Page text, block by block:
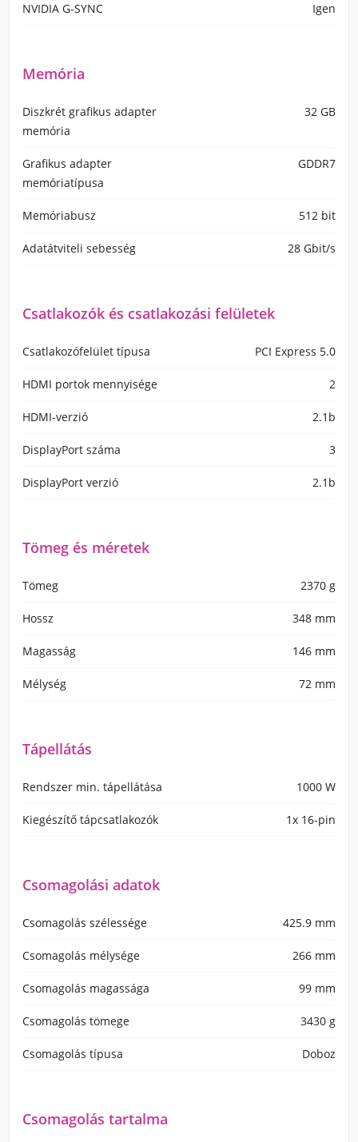
NVIDIA G-SYNC Igen
Memória
Diszkrét grafikus adapter
memória
32 GB
Grafikus adapter
memóriatípusa
GDDR7
Memóriabusz 512 bit
Adatátviteli sebesség 28 Gbit/s
Csatlakozók és csatlakozási felületek
Csatlakozófelület típusa PCI Express 5.0
HDMI portok mennyisége 2
HDMI-verzió 2.1b
DisplayPort száma 3
DisplayPort verzió 2.1b
Tömeg és méretek
Tömeg 2370 g
Hossz 348 mm
Magasság 146 mm
Mélység 72 mm
Tápellátás
Rendszer min. tápellátása 1000 W
Kiegészítő tápcsatlakozók 1x 16-pin
Csomagolási adatok
Csomagolás szélessége 425.9 mm
Csomagolás mélysége 266 mm
Csomagolás magassága 99 mm
Csomagolás tömege 3430 g
Csomagolás típusa Doboz
Csomagolás tartalma